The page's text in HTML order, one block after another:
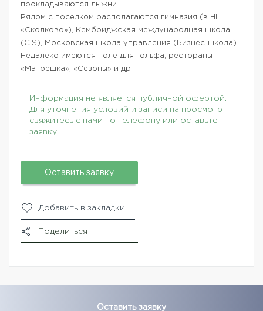
прокладываются лыжни.
Рядом с поселком располагаются гимназия (в НЦ
«Сколково»), Кембриджская международная школа
(CIS), Московская школа управления (Бизнес-школа).
Недалеко имеются поле для гольфа, рестораны
«Матрешка», «Сезоны» и др.
Информация не является публичной офертой.
Для уточнения условий и записи на просмотр
свяжитесь с нами по телефону или оставьте
заявку.
Оставить заявку
Добавить в закладки
Поделиться
Оставить заявку